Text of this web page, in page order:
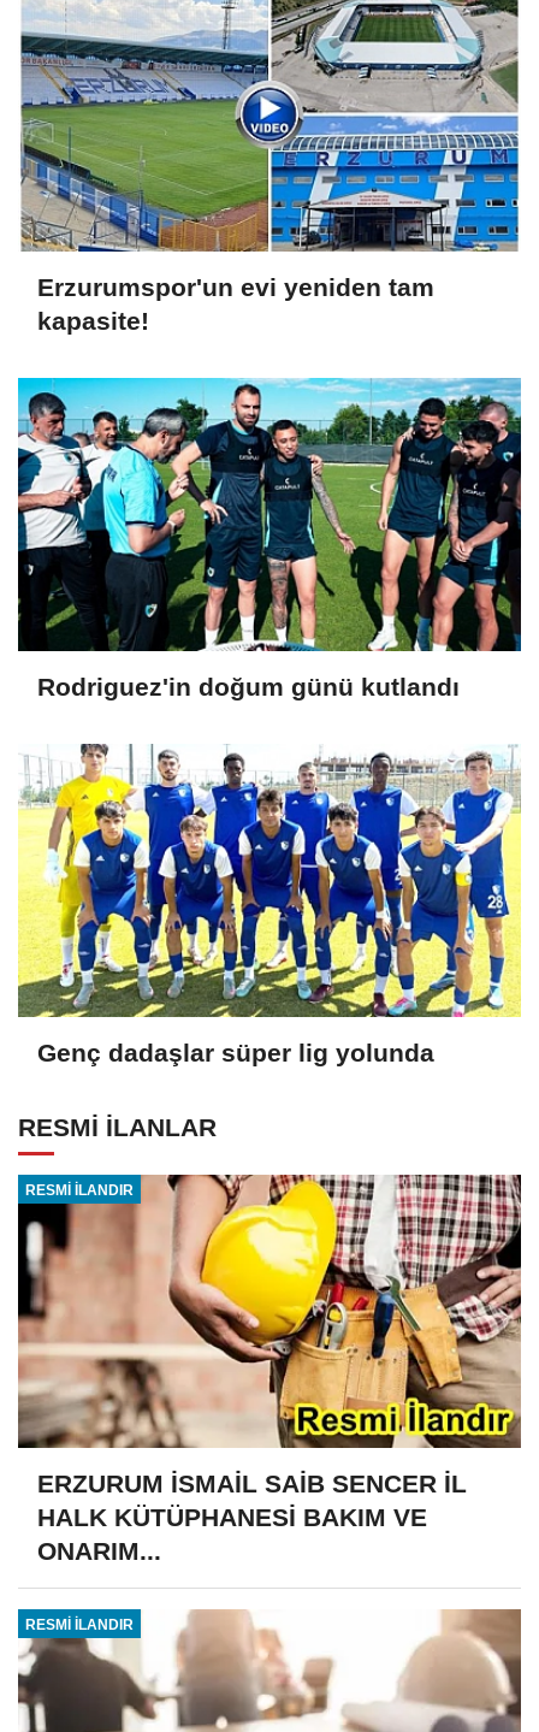
Erzurumspor'un evi yeniden tam
kapasite!
Rodriguez'in doğum günü kutlandı
Genç dadaşlar süper lig yolunda
RESMİ İLANLAR
RESMİ İLANDIR
ERZURUM İSMAİL SAİB SENCER İL
HALK KÜTÜPHANESİ BAKIM VE
ONARIM...
RESMİ İLANDIR